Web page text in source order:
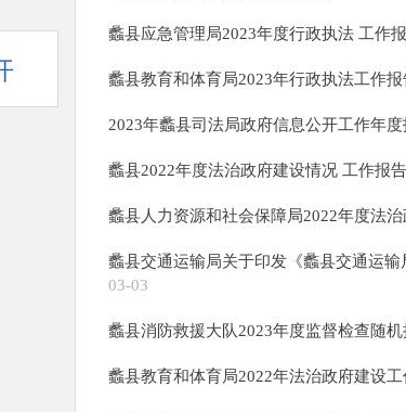
蠡县应急管理局2023年度行政执法 工作
蠡县教育和体育局2023年行政执法工作报
2023年蠡县司法局政府信息公开工作年
蠡县2022年度法治政府建设情况 工作报告
蠡县人力资源和社会保障局2022年度法
蠡县交通运输局关于印发《蠡县交通运
03-03
蠡县消防救援大队2023年度监督检查随机
蠡县教育和体育局2022年法治政府建设